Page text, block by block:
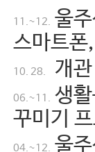
11.~12. 울
스마트
10. 28. 개
06.~11. 생
꾸미기
04.~12. 울